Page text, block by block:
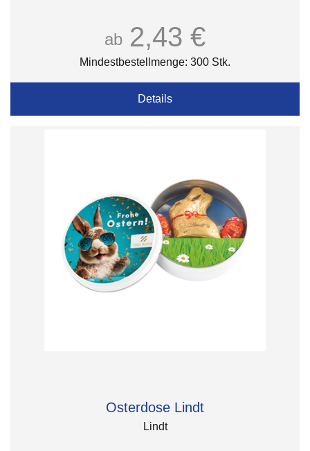
ab 2,43 €
Mindestbestellmenge: 300 Stk.
Details
Osterdose Lindt
Lindt